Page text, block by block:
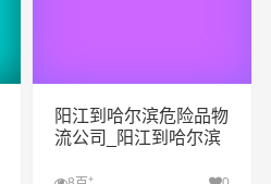
阳江到哈尔滨危险品物
流公司_阳江到哈尔滨
+